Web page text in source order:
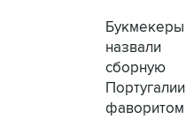
Букмекеры
назвали
сборную
Португалии
фаворитом